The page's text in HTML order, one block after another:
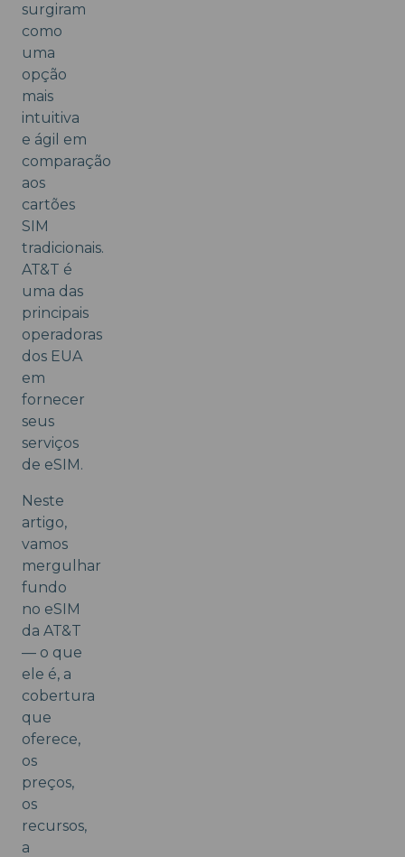
surgiram
como
uma
opção
mais
intuitiva
e ágil em
comparação
aos
cartões
SIM
tradicionais.
AT&T é
uma das
principais
operadoras
dos EUA
em
fornecer
seus
serviços
de eSIM.
Neste
artigo,
vamos
mergulhar
fundo
no eSIM
da AT&T
— o que
ele é, a
cobertura
que
oferece,
os
preços,
os
recursos,
a